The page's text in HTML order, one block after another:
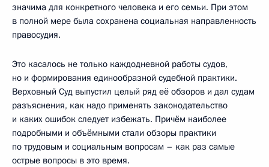
значима для конкретного человека и его семьи. При этом
в полной мере была сохранена социальная направленность
правосудия.
Это касалось не только каждодневной работы судов,
но и формирования единообразной судебной практики.
Верховный Суд выпустил целый ряд её обзоров и дал судам
разъяснения, как надо применять законодательство
и каких ошибок следует избежать. Причём наиболее
подробными и объёмными стали обзоры практики
по трудовым и социальным вопросам – как раз самые
острые вопросы в это время.